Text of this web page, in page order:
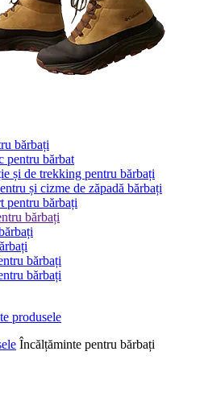
bărbați
pentru bărbat
și de trekking pentru bărbați
și cizme de zăpadă bărbați
pentru bărbați
bărbați
bărbați
bărbați
Încălțăminte pentru bărbați